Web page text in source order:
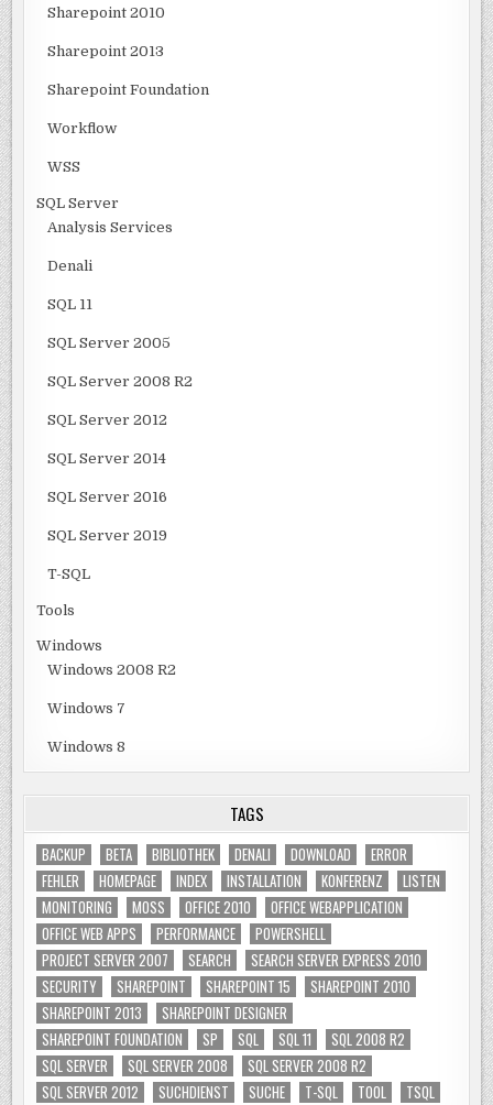
Sharepoint 2010
Sharepoint 2013
Sharepoint Foundation
Workflow
WSS
SQL Server
Analysis Services
Denali
SQL 11
SQL Server 2005
SQL Server 2008 R2
SQL Server 2012
SQL Server 2014
SQL Server 2016
SQL Server 2019
T-SQL
Tools
Windows
Windows 2008 R2
Windows 7
Windows 8
TAGS
BACKUP BETA BIBLIOTHEK DENALI DOWNLOAD
ERROR
FEHLER
HOMEPAGE INDEX INSTALLATION KONFERENZ
LISTEN
MONITORING
MOSS OFFICE 2010
OFFICE WEBAPPLICATION
OFFICE WEB APPS
PERFORMANCE
POWERSHELL
PROJECT SERVER 2007
SEARCH
SEARCH SERVER EXPRESS 2010
SECURITY
SHAREPOINT SHAREPOINT 15
SHAREPOINT 2010
SHAREPOINT 2013
SHAREPOINT DESIGNER
SHAREPOINT FOUNDATION
SP SQL SQL 11
SQL 2008 R2
SQL SERVER
SQL SERVER 2008
SQL SERVER 2008 R2
SQL SERVER 2012
SUCHDIENST SUCHE T-SQL TOOL
TSQL